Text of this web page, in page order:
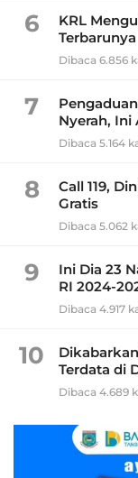
6
KRL
Terbarunya
Dibaca 6.856
7
Nyerah,
Dibaca 5.164
8
Call 119,
Gratis
Dibaca 5.062
9
Ini Dia 23
RI 2024-
Dibaca 4.917
10
Terdata di
Dibaca 4.689